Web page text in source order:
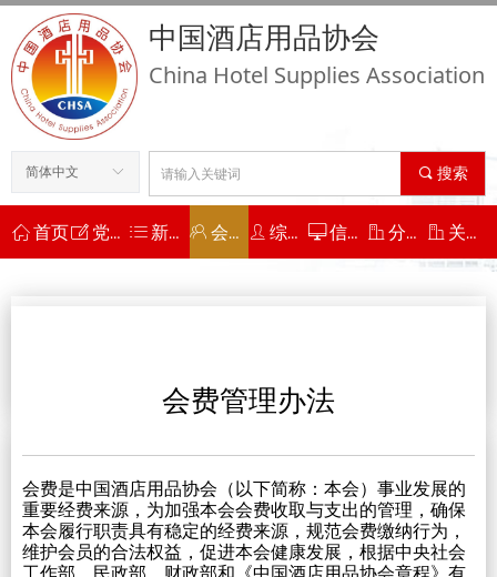
끠 搜索
ꀇ 首页ꂐ 党建工作 ꂇ 新闻动态 ꁘ 会员工作 ꄑ 综合服务 ꀖ 信用平台 ꀶ 分支机构 ꀶ 关于协会
中国酒店用品协会
China Hotel Supplies Association
ꀅ
简体中文
会费管理办法
会费是中国酒店用品协会（以下简称：本会）事业发展的
重要经费来源，为加强本会会费收取与支出的管理，确保
本会履行职责具有稳定的经费来源，规范会费缴纳行为，
维护会员的合法权益，促进本会健康发展，根据中央社会
工作部、民政部、财政部和《中国酒店用品协会章程》有